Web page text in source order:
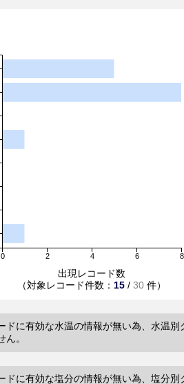
0 2 4 6 8
出現レコード数
（対象レコード件数： 15 / 30 件）
ドに有効な水温の情報が無い為、水温別
。
ドに有効な塩分の情報が無い為、塩分別